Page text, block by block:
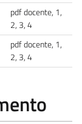
pdf docente, 1,
2, 3, 4
pdf docente, 1,
2, 3, 4